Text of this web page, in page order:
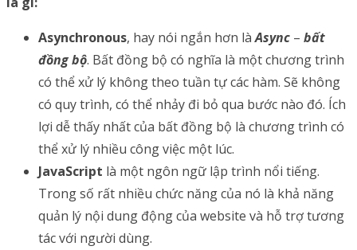
Asynchronous, hay nói ngắn hơn làAsync – bất
đồng bộ. Bất đồng bộ có nghĩa là một chương trình
có thể xử lý không theo tuần tự các hàm. Sẽ không
có quy trình, có thể nhảy đi bỏ qua bước nào đó. Ích
lợi dễ thấy nhất của bất đồng bộ là chương trình có
thể xử lý nhiều công việc một lúc.
JavaScript là một ngôn ngữ lập trình nổi tiếng.
Trong số rất nhiều chức năng của nó là khả năng
quản lý nội dung động của website và hỗ trợ tương
tác với người dùng.